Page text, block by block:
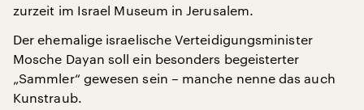
zurzeit im Israel Museum in Jerusalem.
Der ehemalige israelische Verteidigungsminister
Mosche Dayan soll ein besonders begeisterter
„Sammler“ gewesen sein – manche nenne das auch
Kunstraub.